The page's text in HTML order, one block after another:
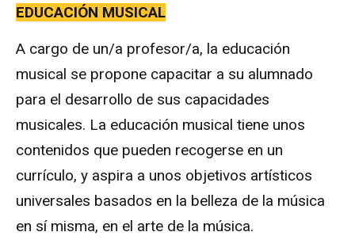
EDUCACIÓN MUSICAL
A cargo de un/a profesor/a, la educación
musical se propone capacitar a su alumnado
para el desarrollo de sus capacidades
musicales. La educación musical tiene unos
contenidos que pueden recogerse en un
currículo, y aspira a unos objetivos artísticos
universales basados en la belleza de la música
en sí misma, en el arte de la música.